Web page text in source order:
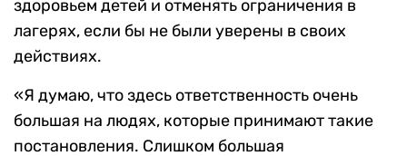
здоровьем детей и отменять ограничения в
лагерях, если бы не были уверены в своих
действиях.
«Я думаю, что здесь ответственность очень
большая на людях, которые принимают такие
постановления. Слишком большая